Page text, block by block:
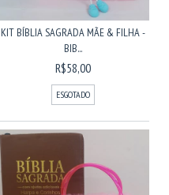
KIT BÍBLIA SAGRADA MÃE & FILHA -
BIB...
R$58,00
ESGOTADO